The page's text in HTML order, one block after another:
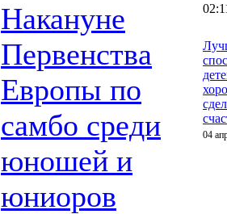
Накануне
Первенства
Европы по
самбо среди
юношей и
юниоров
04